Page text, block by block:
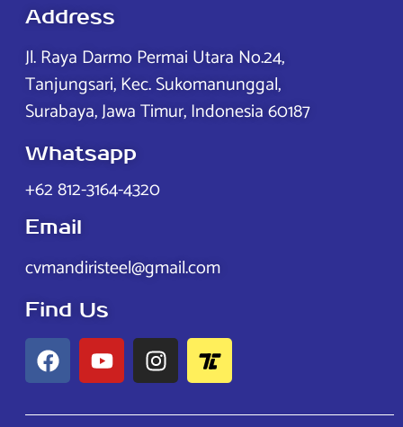
Address
Jl. Raya Darmo Permai Utara No.24,
Tanjungsari, Kec. Sukomanunggal,
Surabaya, Jawa Timur, Indonesia 60187
Whatsapp
+62 812-3164-4320
Email
cvmandiristeel@gmail.com
Find Us